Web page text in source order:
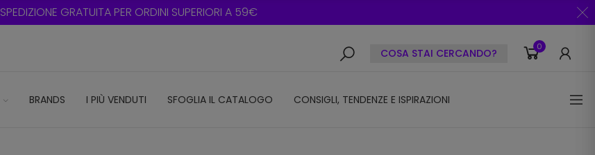
SPEDIZIONE GRATUITA PER ORDINI SUPERIORI A 59€
COSA STAI CERCANDO? 0
BRANDS I PIÙ VENDUTI SFOGLIA IL CATALOGO CONSIGLI, TENDENZE E ISPIRAZIONI